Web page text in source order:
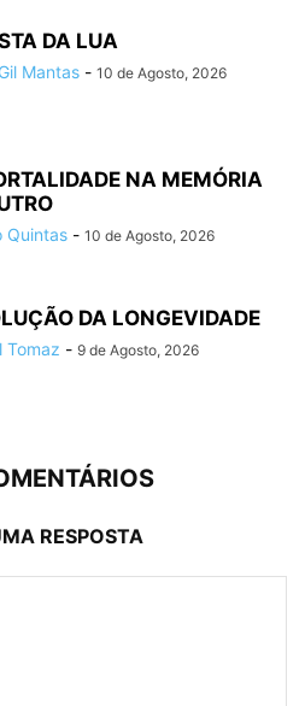
DA LUA
Mantas - 10 de Agosto, 2026
NA MEMÓRIA
Quintas - 10 de Agosto, 2026
DA LONGEVIDADE
Tomaz - 9 de Agosto, 2026
RESPOSTA